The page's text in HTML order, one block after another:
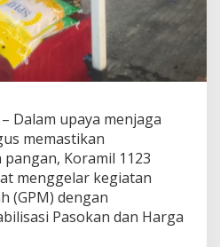
Dalam upaya menjaga
memastikan
Koramil 1123
menggelar kegiatan
(GPM) dengan
Pasokan dan Harga